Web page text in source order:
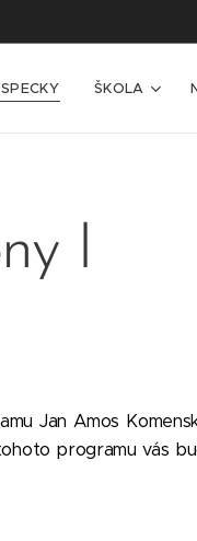
ŠKOLA
I
Jan Amos
programu vás